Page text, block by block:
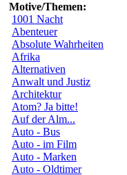
Motive/Themen:
1001 Nacht
Abenteuer
Absolute Wahrheiten
Afrika
Alternativen
Anwalt und Justiz
Architektur
Atom? Ja bitte!
Auf der Alm...
Auto - Bus
Auto - im Film
Auto - Marken
Auto - Oldtimer